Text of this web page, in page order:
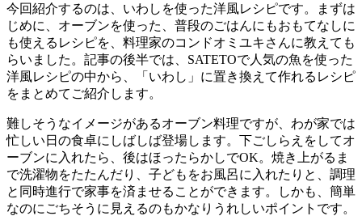
今回紹介するのは、いわしを使った洋風レシピです。まずは
じめに、オーブンを使った、普段のごはんにもおもてなしに
も使えるレシピを、料理家のコンドオミユキさんに教えても
らいました。記事の後半では、SATETOで人気の魚を使った
洋風レシピの中から、「いわし」に置き換えて作れるレシピ
をまとめてご紹介します。
難しそうなイメージがあるオーブン料理ですが、わが家では
忙しい日の食卓にしばしば登場します。下ごしらえをしてオ
ーブンに入れたら、後はほったらかしでOK。焼き上がるま
で洗濯物をたたんだり、子どもをお風呂に入れたりと、調理
と同時進行で家事を済ませることができます。しかも、簡単
なのにごちそうに見えるのもかなりうれしいポイントです。